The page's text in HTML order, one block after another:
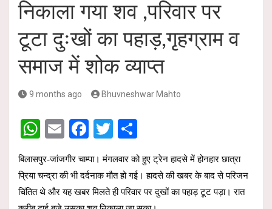
निकाला गया शव ,परिवार पर
टूटा दुःखों का पहाड़,गृहग्राम व
समाज में शोक व्याप्त
9 months ago Bhuvneshwar Mahto
W
at
s
E
m
ail
F
ce
b
T
tt
er
h
ar
e
बिलासपुर-जांजगीर चाम्पा। मंगलवार को हुए ट्रेन हादसे में होनहार छात्रा
प्रिया चन्द्रा की भी दर्दनाक मौत हो गई। हादसे की खबर के बाद से परिजन
चिंतित थे और यह खबर मिलते ही परिवार पर दुखों का पहाड़ टूट पड़ा। रात